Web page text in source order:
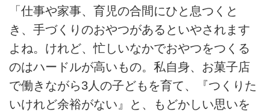
「仕事や家事、育児の合間にひと息つくと
き、手づくりのおやつがあるといやされます
よね。けれど、忙しいなかでおやつをつくる
のはハードルが高いもの。私自身、お菓子店
で働きながら3人の子どもを育て、『つくりた
いけれど余裕がない』と、もどかしい思いを